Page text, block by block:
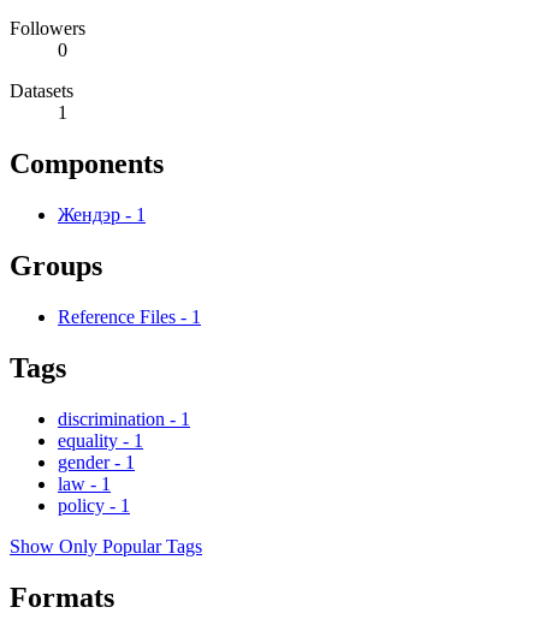
Followers
0
Datasets
1
Components
Жендэр - 1
Groups
Reference Files - 1
Tags
discrimination - 1
equality - 1
gender - 1
law - 1
policy - 1
Show Only Popular Tags
Formats